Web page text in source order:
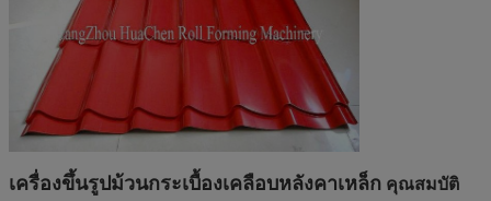
เครื่องขึ้นรูปม้วนกระเบื้องเคลือบหลังคาเหล็ก คุณสมบัติ